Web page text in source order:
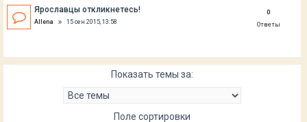
Ярославцы откликнетесь!
Allena 15 сен 2015, 13:58
0
Ответы
Показать темы за:
Поле сортировки